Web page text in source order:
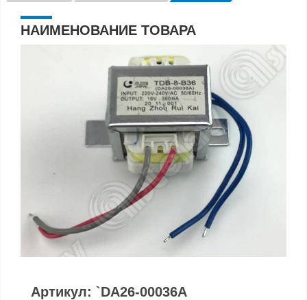
НАИМЕНОВАНИЕ ТОВАРА
Артикул: `DA26-00036A